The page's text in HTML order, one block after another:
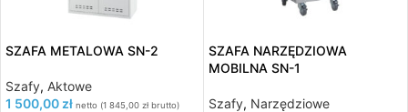
SZAFA METALOWA SN-2
Szafy, Aktowe
1 500,00 zł netto (1 845,00 zł brutto)
SZAFA NARZĘDZIOWA
MOBILNA SN-1
Szafy, Narzędziowe